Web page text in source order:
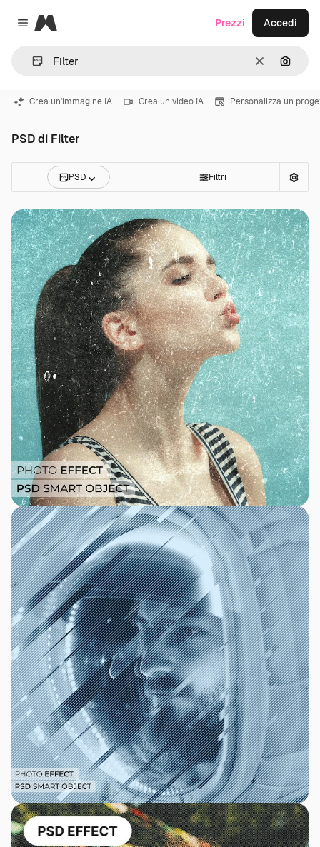
Close menu
Magnific
CancellaCerca
Prezzi Accedi
Crea un'immagine IA Crea un video IA Personalizza un
PSD di Filter
PSD Filtri